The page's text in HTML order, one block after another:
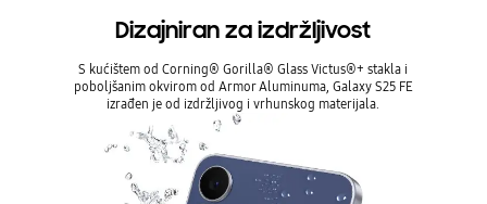
Dizajniran za izdržljivost
poboljšanim okvirom od Armor Aluminuma, Galaxy S25 FE
izrađen je od izdržljivog i vrhunskog materijala.